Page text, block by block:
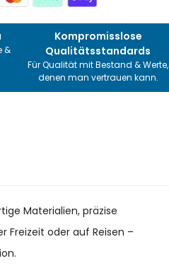
&
Kompromisslose
Qualitätsstandards
Für Qualität mit Bestand & Werte,
denen man vertrauen kann.
Materialien, präzise
Freizeit oder auf Reisen –